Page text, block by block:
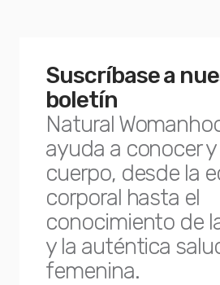
Suscríbase a
boletín
Natural
ayuda a conocer
cuerpo, desde la
corporal hasta el
conocimiento de
y la auténtica
femenina.